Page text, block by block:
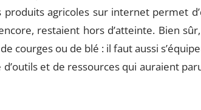
agricoles sur internet permet
restaient hors d’atteinte. Bien
courges ou de blé : il faut aussi
et de ressources qui auraient